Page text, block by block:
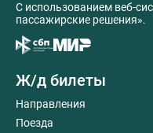
C использованием веб-
пассажирские решения».
Ж/д билеты
Направления
Поезда